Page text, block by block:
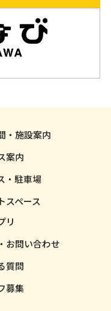
・施設案内
案内
・駐車場
スペース
リ
お問い合わせ
質問
募集